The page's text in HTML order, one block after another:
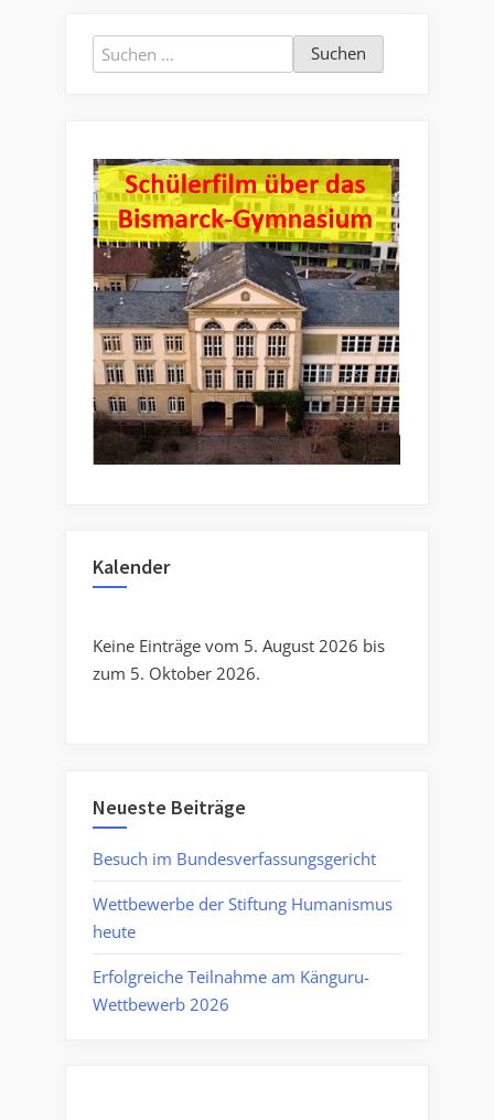
Suchen
nach:
Kalender
Keine Einträge vom 5. August 2026 bis
zum 5. Oktober 2026.
Neueste Beiträge
Besuch im Bundesverfassungsgericht
Wettbewerbe der Stiftung Humanismus
heute
Erfolgreiche Teilnahme am Känguru-
Wettbewerb 2026